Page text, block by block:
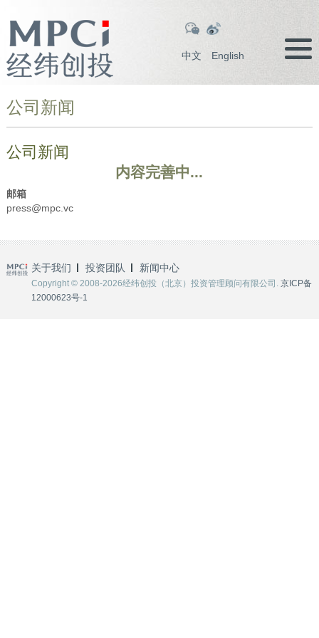
中文 English
公司新闻
公司新闻
内容完善中...
邮箱
press@mpc.vc
关于我们 投资团队 新闻中心
Copyright © 2008-2026经纬创投（北京）投资管理顾问有限公司. 京ICP备
12000623号-1